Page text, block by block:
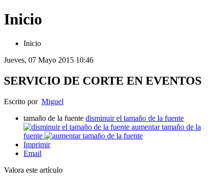
Inicio
Inicio
Jueves, 07 Mayo 2015 10:46
SERVICIO DE CORTE EN EVENTOS
Escrito por Miguel
tamaño de la fuente disminuir el tamaño de la fuente
aumentar tamaño de la
fuente
Imprimir
Email
Valora este artículo